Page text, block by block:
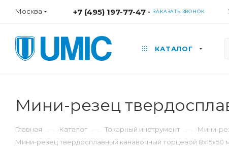
Москва +7 (495) 197-77-47 ЗАКАЗАТЬ ЗВОНОК
КАТАЛОГ
Мини-резец
Главная — Каталог — Токарный инструмент — Мини-
Мини-резец твердосплавный канавочный торцевой 8x15x50